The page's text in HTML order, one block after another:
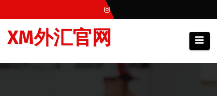
至
XM外汇官网